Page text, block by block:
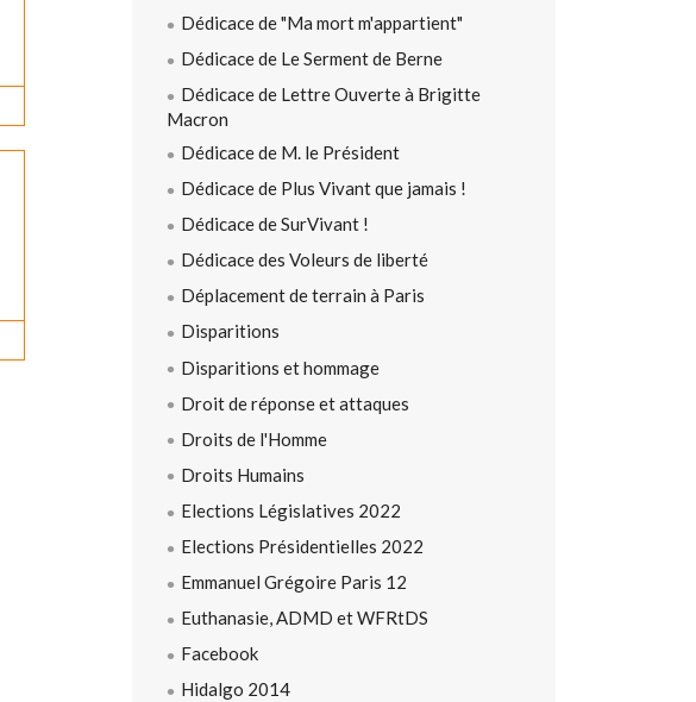
Dédicace de "Ma mort m'appartient"
Dédicace de Le Serment de Berne
Dédicace de Lettre Ouverte à Brigitte
Macron
Dédicace de M. le Président
Dédicace de Plus Vivant que jamais !
Dédicace de SurVivant !
Dédicace des Voleurs de liberté
Déplacement de terrain à Paris
Disparitions
Disparitions et hommage
Droit de réponse et attaques
Droits de l'Homme
Droits Humains
Elections Législatives 2022
Elections Présidentielles 2022
Emmanuel Grégoire Paris 12
Euthanasie, ADMD et WFRtDS
Facebook
Hidalgo 2014